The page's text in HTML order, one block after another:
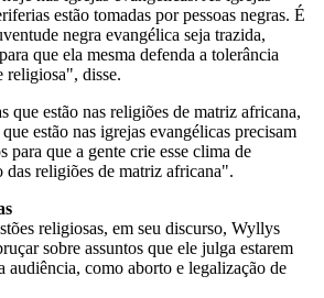
estão tomadas por pessoas negras. É
negra evangélica seja trazida,
que ela mesma defenda a tolerância
religiosa", disse.
que estão nas religiões de matriz africana,
estão nas igrejas evangélicas precisam
para que a gente crie esse clima de
das religiões de matriz africana".
religiosas, em seu discurso, Wyllys
sobre assuntos que ele julga estarem
audiência, como aborto e legalização de